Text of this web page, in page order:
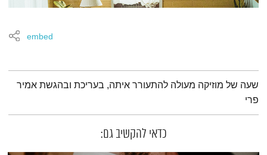
embed
תמצית הפודקאסט
שעה של מוזיקה מעולה להתעורר איתה, בעריכת ובהגשת אמיר
פרי
כדאי להקשיב גם: